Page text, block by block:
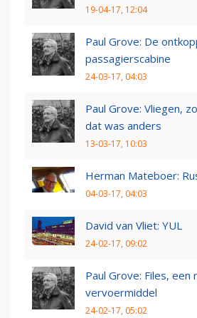
19-04-17, 12:04
Paul Grove: De
passagierscabine
24-03-17, 04:03
Paul Grove: Vliegen,
dat was anders
13-03-17, 10:03
Herman Mateboer:
04-03-17, 04:03
David van Vliet: YUL
24-02-17, 09:02
Paul Grove: Files, een
vervoermiddel
24-02-17, 05:02